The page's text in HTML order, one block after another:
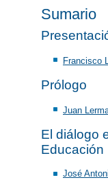
Sumario
Francisco
Prólogo
Juan
El diálogo
Educación
José